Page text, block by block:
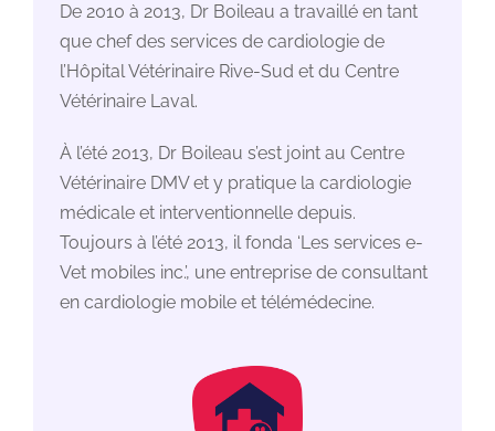
De 2010 à 2013, Dr Boileau a travaillé en tant
que chef des services de cardiologie de
l’Hôpital Vétérinaire Rive-Sud et du Centre
Vétérinaire Laval.
À l’été 2013, Dr Boileau s’est joint au Centre
Vétérinaire DMV et y pratique la cardiologie
médicale et interventionnelle depuis.
Toujours à l’été 2013, il fonda ‘Les services e-
Vet mobiles inc.’, une entreprise de consultant
en cardiologie mobile et télémédecine.